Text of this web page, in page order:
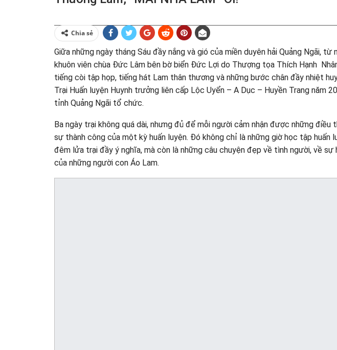
Chia sẻ
Giữa những ngày tháng Sáu đầy nắng và gió của miền duyên hải Quảng Ngãi,
khuôn viên chùa Đức Lâm bên bờ biển Đức Lợi do Thượng tọa Thích Hạnh
tiếng còi tập họp, tiếng hát Lam thân thương và những bước chân đầy nhiệt
Trại Huấn luyện Huynh trưởng liên cấp Lộc Uyển – A Dục – Huyền Trang năm
tỉnh Quảng Ngãi tổ chức.
Ba ngày trại không quá dài, nhưng đủ để mỗi người cảm nhận được những
sự thành công của một kỳ huấn luyện. Đó không chỉ là những giờ học tập huấn
đêm lửa trại đầy ý nghĩa, mà còn là những câu chuyện đẹp về tình người, về sự
của những người con Áo Lam.